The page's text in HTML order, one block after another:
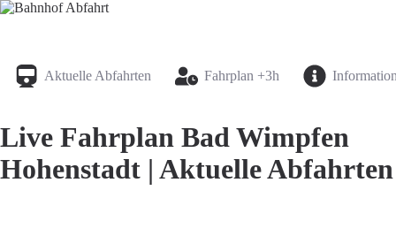
Aktuelle Abfahrten Fahrplan +3h
Live Fahrplan Bad Wimpfen
Hohenstadt | Aktuelle Abfahrten